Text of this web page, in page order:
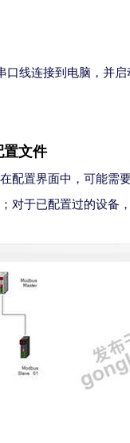
口线连接到电脑，并
置文件
配置界面中，可能需
对于已配置过的设备